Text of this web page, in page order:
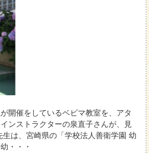
開催をしているベビマ教室を、アタ
ンストラクターの泉直子さんが、見
は、宮崎県の「学校法人善衛学園 幼
・・・